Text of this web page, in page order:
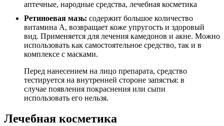
Ретиноевая мазь: содержит большое количество
витамина А, возвращает коже упругость и здоровый
вид. Применяется для лечения камедонов и акне. Можно
использовать как самостоятельное средство, так и в
комплексе с масками.
Перед нанесением на лицо препарата, средство
тестируется на внутренней стороне запястья: в
случае появления покраснения или сыпи
использовать его нельзя.
Лечебная косметика